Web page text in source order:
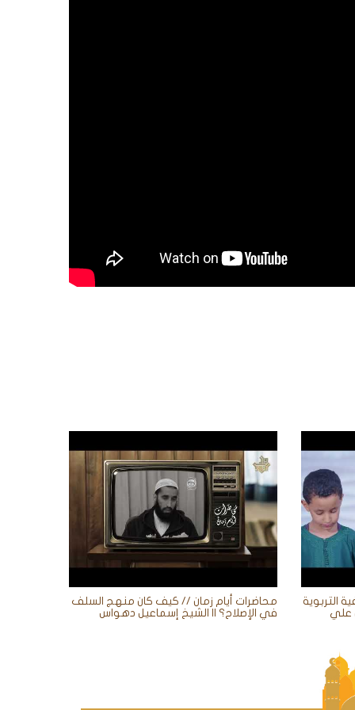
محاضرات أيام زمان // كيف كان منهج السلف
في الإصلاح؟ || الشيخ إسماعيل دهواس
التربوية